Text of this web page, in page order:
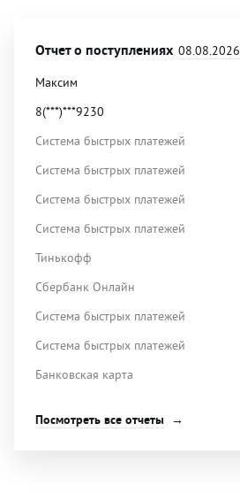
Отчет о поступлениях 08.08.2026
Максим
8(***)***9230
Система быстрых платежей
Система быстрых платежей
Система быстрых платежей
Система быстрых платежей
Тинькофф
Сбербанк Онлайн
Система быстрых платежей
Система быстрых платежей
Банковская карта
Посмотреть все отчеты